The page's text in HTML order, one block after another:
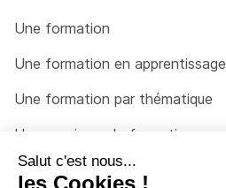
Une formation
Une formation en apprentissage
Une formation par thématique
Un organisme de formation
Un conseiller